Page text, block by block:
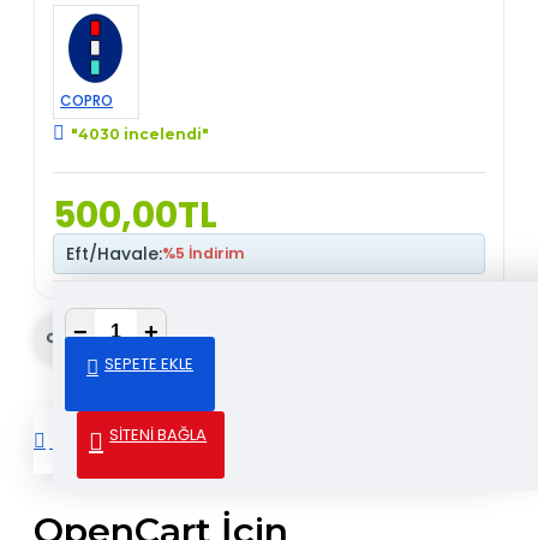
500,00TL
Eft/Havale:%5 İndirim
COPRO
"4030 incelendi"
− +
SEPETE EKLE
SİTENİ BAĞLA
Gönder & Paylaş
DETAYLI AÇIKLAMA
OpenCart İçin